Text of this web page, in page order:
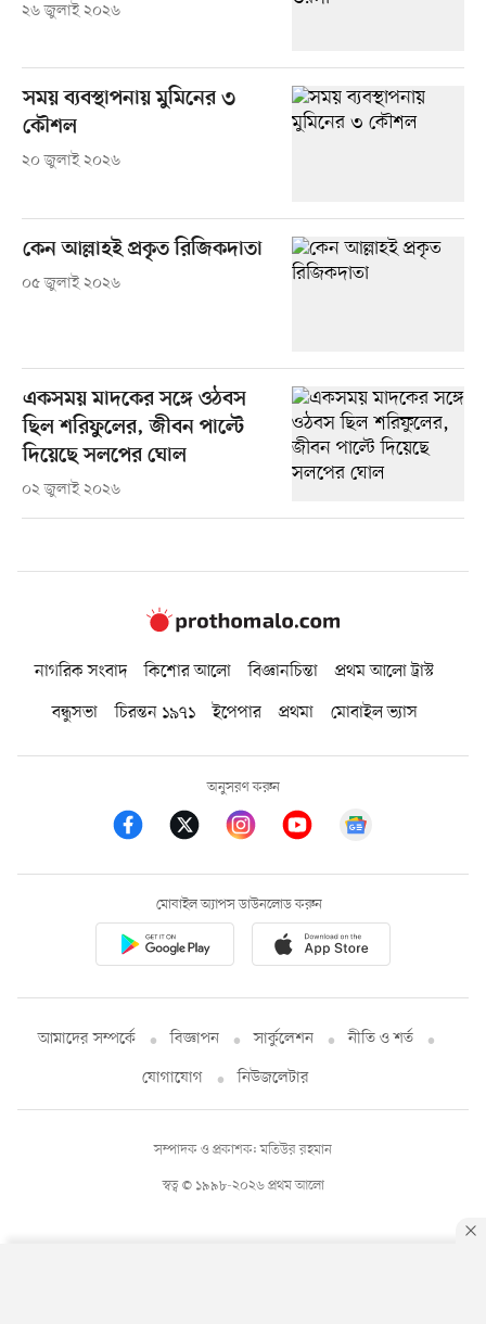
২৬ জুলাই ২০২৬
সময় ব্যবস্থাপনায় মুমিনের ৩
কৌশল
২০ জুলাই ২০২৬
কেন আল্লাহই প্রকৃত রিজিকদাতা
০৫ জুলাই ২০২৬
একসময় মাদকের সঙ্গে ওঠবস
ছিল শরিফুলের, জীবন পাল্টে
দিয়েছে সলপের ঘোল
০২ জুলাই ২০২৬
নাগরিক সংবাদ কিশোর আলো বিজ্ঞানচিন্তা
প্রথম আলো ট্রাস্ট
বন্ধুসভা
চিরন্তন ১৯৭১ ইপেপার প্রথমা মোবাইল ভ্যাস
অনুসরণ করুন
মোবাইল অ্যাপস ডাউনলোড করুন
আমাদের সম্পর্কে বিজ্ঞাপন সার্কুলেশন
নীতি ও শর্ত
যোগাযোগ
নিউজলেটার
স্বত্ব © ১৯৯৮-২০২৬ প্রথম আলো
সম্পাদক ও প্রকাশক: মতিউর রহমান